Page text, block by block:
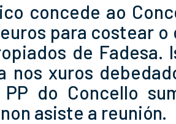
concede ao
para costear
de Fadesa.
xuros
do Concello
asiste a reunión.